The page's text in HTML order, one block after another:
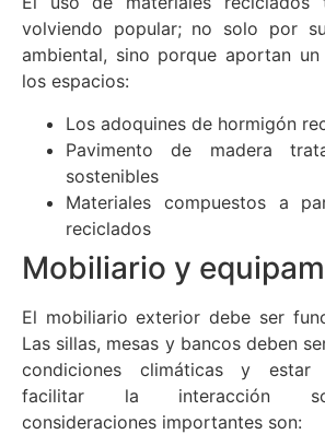
volviendo popular; no solo por
ambiental, sino porque aportan
los espacios:
Los adoquines de hormigón
Pavimento de madera
sostenibles
Materiales compuestos a
reciclados
Mobiliario y
El mobiliario exterior debe ser
Las sillas, mesas y bancos deben
condiciones climáticas y estar
facilitar la interacción
consideraciones importantes son: